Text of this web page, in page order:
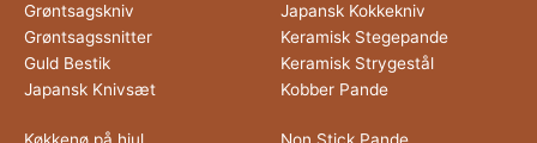
Grøntsagskniv
Grøntsagssnitter
Guld Bestik
Japansk Knivsæt
Japansk Kokkekniv
Keramisk Stegepande
Keramisk Strygestål
Kobber Pande